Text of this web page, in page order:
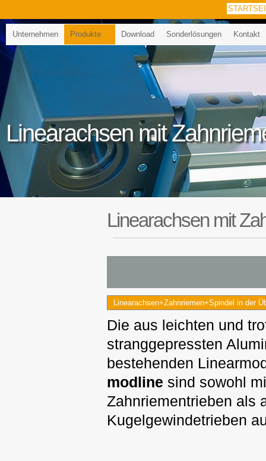
Linearachsen mit
Unternehmen Produkte Download Sonderlösungen Kontakt
Linearachsen mit
Linearachsen+Zahnriemen+Spindel in der
Die aus leichten und
stranggepressten
bestehenden
modline sind sowohl
Zahnriementrieben als
Kugelgewindetrieben